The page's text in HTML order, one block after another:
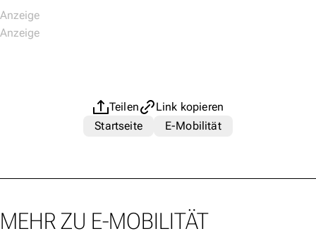
Teilen
Link kopieren
Startseite
E-Mobilität
MEHR ZU E-MOBILITÄT